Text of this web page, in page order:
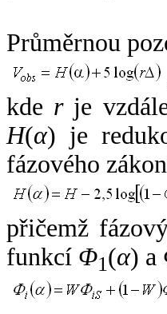
Průměrnou
kde rje
H(α) je
fázového
přičemž
funkcí Φ1(α) a